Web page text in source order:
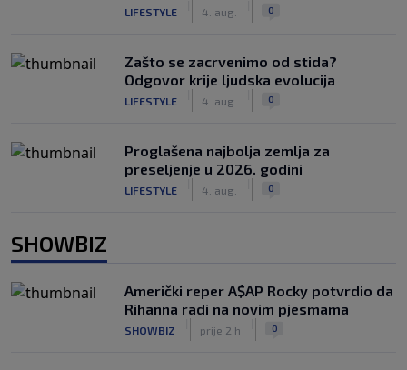
LIFESTYLE 4. aug. 0
Zašto se zacrvenimo od stida?
Odgovor krije ljudska evolucija
LIFESTYLE 4. aug. 0
Proglašena najbolja zemlja za
preseljenje u 2026. godini
LIFESTYLE 4. aug. 0
SHOWBIZ
Američki reper A$AP Rocky potvrdio da
Rihanna radi na novim pjesmama
SHOWBIZ prije 2 h 0